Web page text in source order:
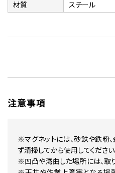
材質
スチール
注意事項
※マグネットには、砂鉄や鉄粉
ず清掃してから使用してください
※凹凸や湾曲した場所には、取